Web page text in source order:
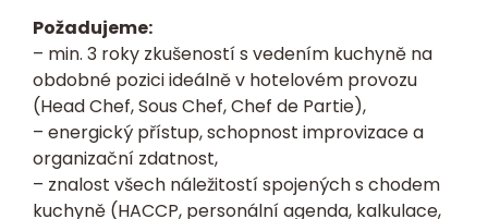
Požadujeme:
– min. 3 roky zkušeností s vedením kuchyně na
obdobné pozici ideálně v hotelovém provozu
(Head Chef, Sous Chef, Chef de Partie),
– energický přístup, schopnost improvizace a
organizační zdatnost,
– znalost všech náležitostí spojených s chodem
kuchyně (HACCP, personální agenda, kalkulace,